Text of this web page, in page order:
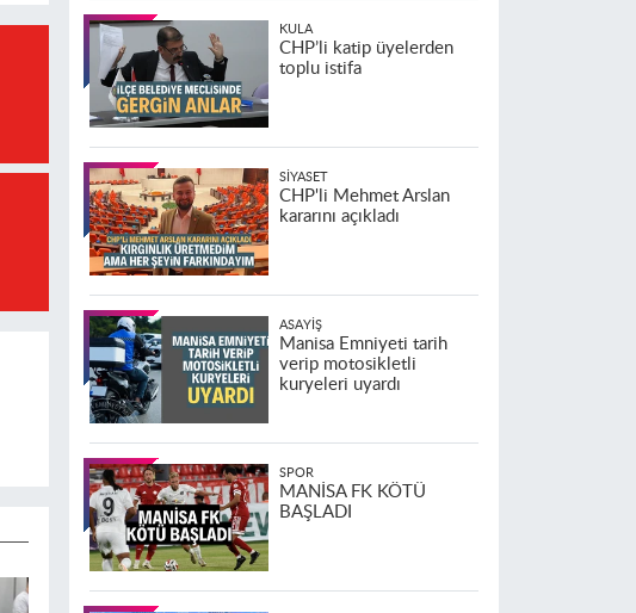
KULA
CHP’li katip üyelerden
toplu istifa
SIYASET
CHP'li Mehmet Arslan
kararını açıkladı
ASAYIŞ
Manisa Emniyeti tarih
verip motosikletli
kuryeleri uyardı
SPOR
MANİSA FK KÖTÜ
BAŞLADI